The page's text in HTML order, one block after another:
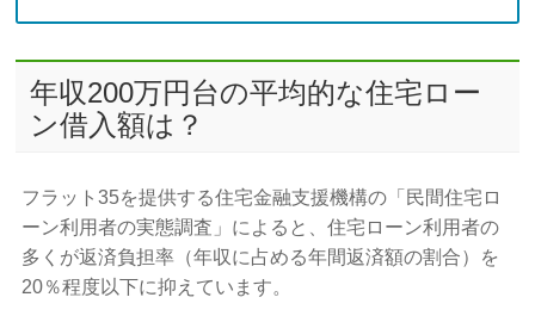
年収200万円台の平均的な住宅ロー
ン借入額は？
フラット35を提供する住宅金融支援機構の「民間住宅ロ
ーン利用者の実態調査」によると、住宅ローン利用者の
多くが返済負担率（年収に占める年間返済額の割合）を
20％程度以下に抑えています。